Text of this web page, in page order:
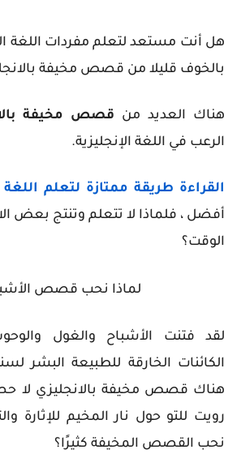
هل أنت مستعد لتعلم مفردات اللغة
بالخوف قليلا من قصص مخيفة
هناك العديد من قصص مخيفة
الرعب في اللغة الإنجليزية.
القراءة طريقة ممتازة لتعلم اللغة
أفضل ، فلماذا لا تتعلم وتنتج بعض
الوقت؟
لماذا نحب قصص
لقد فتنت الأشباح والغول
الكائنات الخارقة للطبيعة البشر
هناك قصص مخيفة بالانجليزي لا
رويت للتو حول نار المخيم للإثارة
نحب القصص المخيفة كثيرًا؟